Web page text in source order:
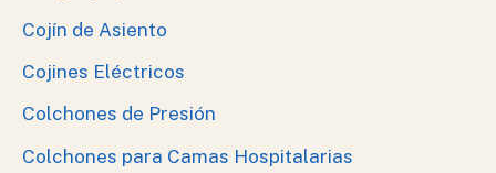
Cojín de Asiento
Cojines Eléctricos
Colchones de Presión
Colchones para Camas Hospitalarias